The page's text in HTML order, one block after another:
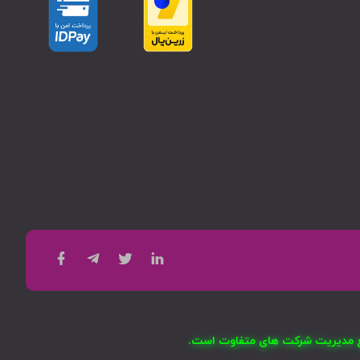
مدیریت شرکت های متفاوت است.